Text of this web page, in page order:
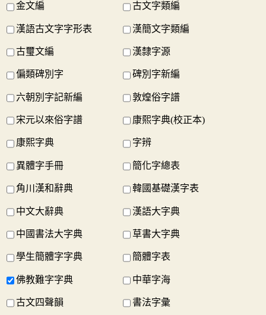
金文編 古文字類編
漢語古文字字形表 漢簡文字類編
古璽文編 漢隸字源
偏類碑別字 碑別字新編
六朝別字記新編 敦煌俗字譜
宋元以來俗字譜 康熙字典(校正本)
康熙字典 字辨
異體字手冊 簡化字總表
角川漢和辭典 韓國基礎漢字表
中文大辭典 漢語大字典
中國書法大字典 草書大字典
學生簡體字字典 簡體字表
佛教難字字典 中華字海
古文四聲韻 書法字彙